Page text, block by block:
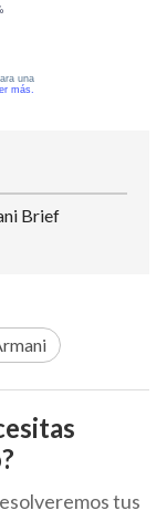
Brief
tus